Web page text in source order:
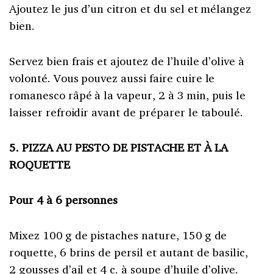
Ajoutez le jus d’un citron et du sel et mélangez
bien.
Servez bien frais et ajoutez de l’huile d’olive à
volonté. Vous pouvez aussi faire cuire le
romanesco râpé à la vapeur, 2 à 3 min, puis le
laisser refroidir avant de préparer le taboulé.
5. PIZZA AU PESTO DE PISTACHE ET À LA
ROQUETTE
Pour 4 à 6 personnes
Mixez 100 g de pistaches nature, 150 g de
roquette, 6 brins de persil et autant de basilic,
2 gousses d’ail et 4 c. à soupe d’huile d’olive.